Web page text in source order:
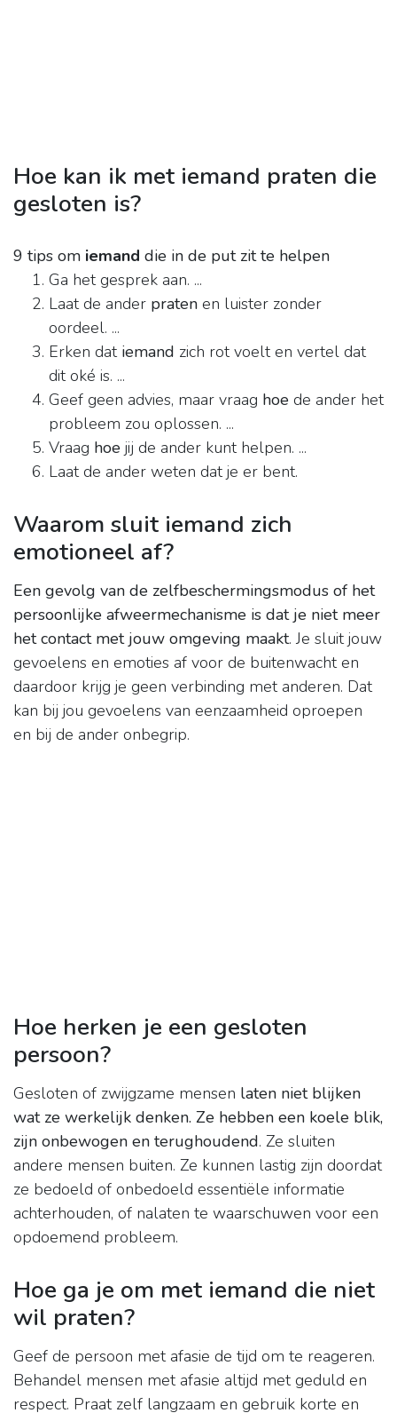
Hoe kan ik met iemand praten die
gesloten is?
9 tips om iemand die in de put zit te helpen
Ga het gesprek aan. ...
Laat de ander praten en luister zonder
oordeel. ...
Erken dat iemand zich rot voelt en vertel dat
dit oké is. ...
Geef geen advies, maar vraag hoe de ander het
probleem zou oplossen. ...
Vraag hoe jij de ander kunt helpen. ...
Laat de ander weten dat je er bent.
Waarom sluit iemand zich
emotioneel af?
Een gevolg van de zelfbeschermingsmodus of het
persoonlijke afweermechanisme is dat je niet meer
het contact met jouw omgeving maakt. Je sluit jouw
gevoelens en emoties af voor de buitenwacht en
daardoor krijg je geen verbinding met anderen. Dat
kan bij jou gevoelens van eenzaamheid oproepen
en bij de ander onbegrip.
Hoe herken je een gesloten
persoon?
Gesloten of zwijgzame mensen laten niet blijken
wat ze werkelijk denken. Ze hebben een koele blik,
zijn onbewogen en terughoudend. Ze sluiten
andere mensen buiten. Ze kunnen lastig zijn doordat
ze bedoeld of onbedoeld essentiële informatie
achterhouden, of nalaten te waarschuwen voor een
opdoemend probleem.
Hoe ga je om met iemand die niet
wil praten?
Geef de persoon met afasie de tijd om te reageren.
Behandel mensen met afasie altijd met geduld en
respect. Praat zelf langzaam en gebruik korte en